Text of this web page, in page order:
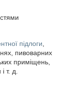
підлоги,
пивоварних
приміщень,
т. д.